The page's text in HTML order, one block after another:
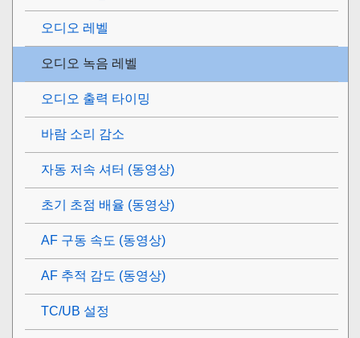
오디오 레벨
오디오 녹음 레벨
오디오 출력 타이밍
바람 소리 감소
자동 저속 셔터 (동영상)
초기 초점 배율 (동영상)
AF 구동 속도 (동영상)
AF 추적 감도 (동영상)
TC/UB 설정